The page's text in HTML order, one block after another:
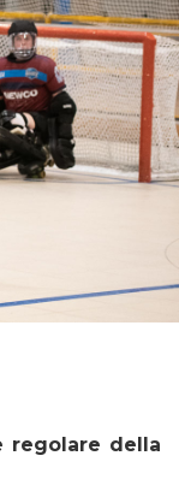
regolare della